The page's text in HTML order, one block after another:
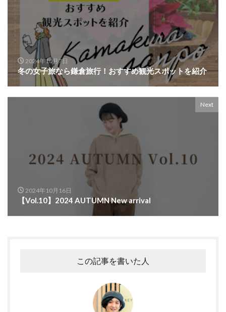
2024年10月7日
冬の女子旅なら鎌倉旅行！おすすめ観光スポットを紹介
Next
2024年10月16日
【Vol.10】2024 AUTUMN New arrival
この記事を書いた人